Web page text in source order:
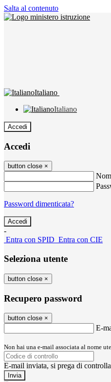
Salta al contenuto
Italiano
Italiano
Accedi
Accedi
button close ×
Password dimenticata?
-
Entra con SPID Entra con CIE
Seleziona utente
button close ×
Recupero password
button close ×
E-
Non hai una e-mail associata al nome
E-mail inviata, si prega di